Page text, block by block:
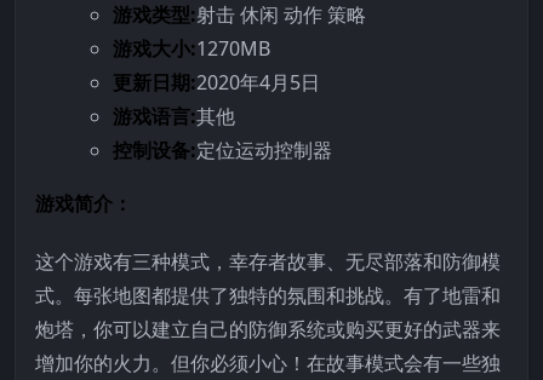
游戏类型:射击 休闲 动作 策略
游戏大小:1270MB
更新日期:2020年4月5日
游戏语言:其他
控制设备:定位运动控制器
游戏简介：
这个游戏有三种模式，幸存者故事、无尽部落和防御模
式。每张地图都提供了独特的氛围和挑战。有了地雷和
炮塔，你可以建立自己的防御系统或购买更好的武器来
增加你的火力。但你必须小心！在故事模式会有一些独